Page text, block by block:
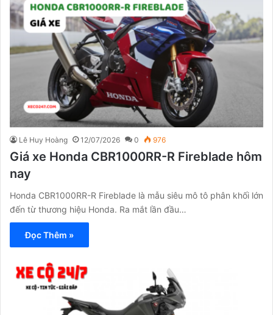
Lê Huy Hoàng 12/07/2026 0 976
Giá xe Honda CBR1000RR-R Fireblade hôm
nay
Honda CBR1000RR-R Fireblade là mẫu siêu mô tô phân khối lớn
đến từ thương hiệu Honda. Ra mắt lần đầu…
Đọc Thêm »